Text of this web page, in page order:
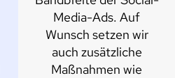
Media-Ads. Auf
Wunsch setzen wir
auch zusätzliche
Maßnahmen wie